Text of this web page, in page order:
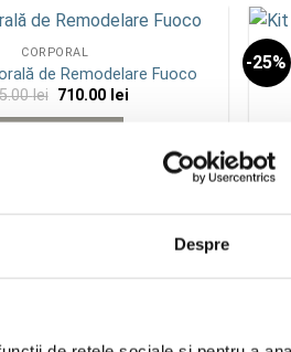
Despre
wishlist
CORPORAL
de Remodelare Fuoco
lei Prețul
a
710.00 leiPrețul
-25%